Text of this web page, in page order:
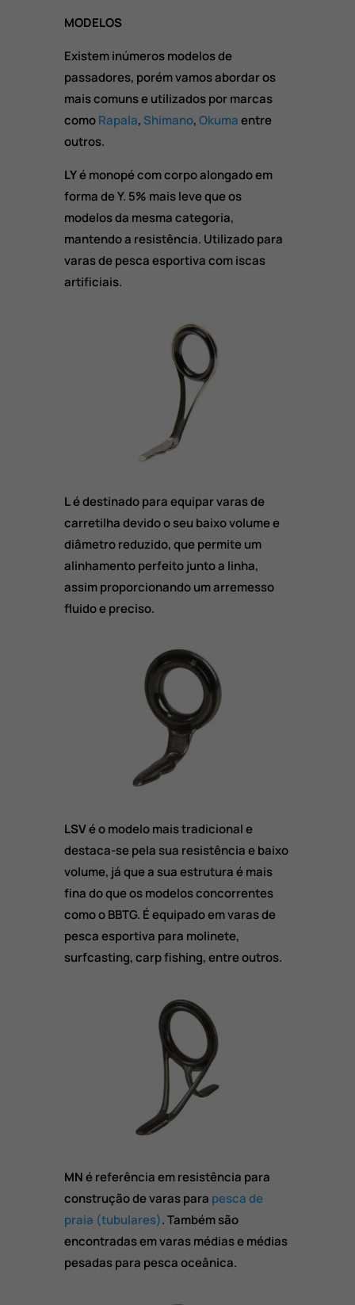
MODELOS
Existem inúmeros modelos de
passadores, porém vamos abordar os
mais comuns e utilizados por marcas
comoRapala,Shimano,Okumaentre
outros.
LYé monopé com corpo alongado em
forma de Y. 5% mais leve que os
modelos da mesma categoria,
mantendo a resistência. Utilizado para
varas de pesca esportiva com iscas
artificiais.
Lé destinado para equipar varas de
carretilha devido o seu baixo volume e
diâmetro reduzido, que permite um
alinhamento perfeito junto a linha,
assim proporcionando um arremesso
fluido e preciso.
LSVé o modelo mais tradicional e
destaca-se pela sua resistência e baixo
volume, já que a sua estrutura é mais
fina do que os modelos concorrentes
como o BBTG. É equipado em varas de
pesca esportiva para molinete,
surfcasting, carp fishing, entre outros.
MNé referência em resistência para
construção de varas para pesca de
praia (tubulares). Também são
encontradas em varas médias e médias
pesadas para pesca oceânica.